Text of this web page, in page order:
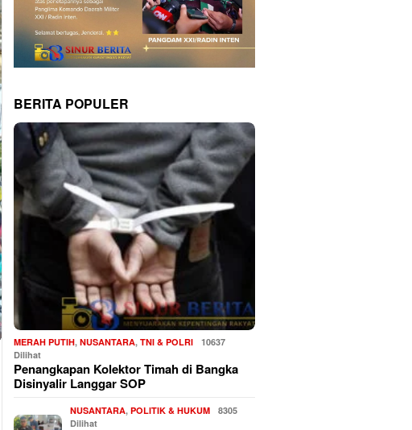
BERITA POPULER
MERAH PUTIH,NUSANTARA,TNI & POLRI
10637
Dilihat
Penangkapan Kolektor Timah di Bangka
Disinyalir Langgar SOP
NUSANTARA,POLITIK & HUKUM
8305
Dilihat